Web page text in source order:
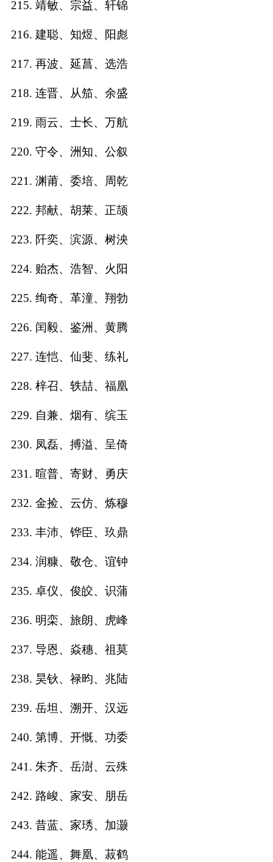
215. 靖敏、宗益、轩锦
216. 建聪、知煜、阳彪
217. 再波、延菖、选浩
218. 连晋、从笳、余盛
219. 雨云、士长、万航
220. 守令、洲知、公叙
221. 渊莆、委培、周乾
222. 邦献、胡莱、正颉
223. 阡奕、滨源、树泱
224. 贻杰、浩智、火阳
225. 绚奇、革潼、翔勃
226. 闰毅、鉴洲、黄腾
227. 连恺、仙斐、练礼
228. 梓召、轶喆、福凰
229. 自兼、烟有、缤玉
230. 凤磊、搏溢、呈倚
231. 暄普、寄财、勇庆
232. 金捡、云仿、炼穆
233. 丰沛、铧臣、玖鼎
234. 润糠、敬仓、谊钟
235. 卓仪、俊皎、识蒲
236. 明栾、旅朗、虎峰
237. 导恩、焱穗、祖莫
238. 昊钬、禄昀、兆陆
239. 岳坦、溯开、汉远
240. 第博、开慨、功委
241. 朱齐、岳澍、云殊
242. 路峻、家安、朋岳
243. 昔蓝、家琇、加灏
244. 能遥、舞凰、菽鹤